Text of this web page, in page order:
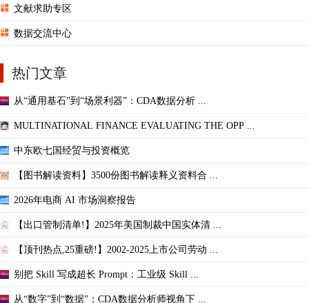
文献求助专区
数据交流中心
热门文章
从“通用基石”到“场景利器”：CDA数据分析 ...
MULTINATIONAL FINANCE EVALUATING THE OPP ...
中东欧七国经贸与投资概览
【图书解读资料】3500份图书解读释义资料合 ...
2026年电商 AI 市场洞察报告
【出口管制清单!】2025年美国制裁中国实体清 ...
【顶刊热点,25重磅!】2002-2025上市公司劳动 ...
别把 Skill 写成超长 Prompt：工业级 Skill ...
从“数字”到“数据”：CDA数据分析师视角下 ...